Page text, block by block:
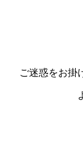
ご迷惑をお掛